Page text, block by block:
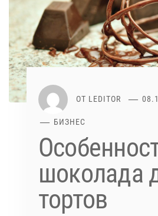
ОТ LEDITOR
БИЗНЕС
шоколада
тортов